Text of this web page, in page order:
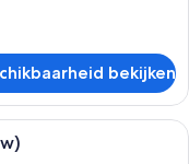
bekijken
met een groot bed,